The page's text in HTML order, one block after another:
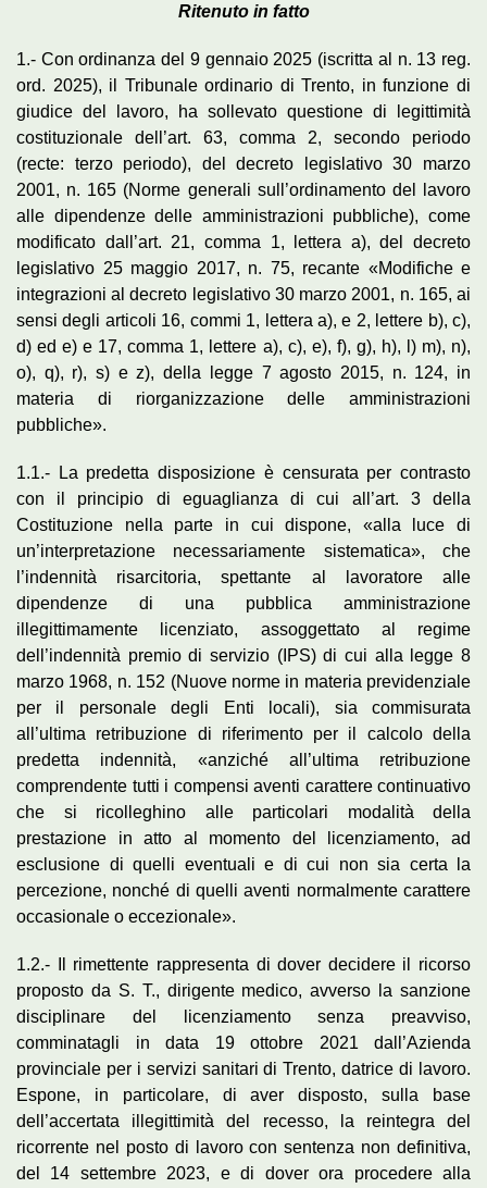
Ritenuto in fatto
1.- Con ordinanza del 9 gennaio 2025 (iscritta al n. 13 reg.
ord. 2025), il Tribunale ordinario di Trento, in funzione di
giudice del lavoro, ha sollevato questione di legittimità
costituzionale dell’art. 63, comma 2, secondo periodo
(recte: terzo periodo), del decreto legislativo 30 marzo
2001, n. 165 (Norme generali sull’ordinamento del lavoro
alle dipendenze delle amministrazioni pubbliche), come
modificato dall’art. 21, comma 1, lettera a), del decreto
legislativo 25 maggio 2017, n. 75, recante «Modifiche e
integrazioni al decreto legislativo 30 marzo 2001, n. 165, ai
sensi degli articoli 16, commi 1, lettera a), e 2, lettere b), c),
d) ed e) e 17, comma 1, lettere a), c), e), f), g), h), l) m), n),
o), q), r), s) e z), della legge 7 agosto 2015, n. 124, in
materia di riorganizzazione delle amministrazioni
pubbliche».
1.1.- La predetta disposizione è censurata per contrasto
con il principio di eguaglianza di cui all’art. 3 della
Costituzione nella parte in cui dispone, «alla luce di
un’interpretazione necessariamente sistematica», che
l’indennità risarcitoria, spettante al lavoratore alle
dipendenze di una pubblica amministrazione
illegittimamente licenziato, assoggettato al regime
dell’indennità premio di servizio (IPS) di cui alla legge 8
marzo 1968, n. 152 (Nuove norme in materia previdenziale
per il personale degli Enti locali), sia commisurata
all’ultima retribuzione di riferimento per il calcolo della
predetta indennità, «anziché all’ultima retribuzione
comprendente tutti i compensi aventi carattere continuativo
che si ricolleghino alle particolari modalità della
prestazione in atto al momento del licenziamento, ad
esclusione di quelli eventuali e di cui non sia certa la
percezione, nonché di quelli aventi normalmente carattere
occasionale o eccezionale».
1.2.- Il rimettente rappresenta di dover decidere il ricorso
proposto da S. T., dirigente medico, avverso la sanzione
disciplinare del licenziamento senza preavviso,
comminatagli in data 19 ottobre 2021 dall’Azienda
provinciale per i servizi sanitari di Trento, datrice di lavoro.
Espone, in particolare, di aver disposto, sulla base
dell’accertata illegittimità del recesso, la reintegra del
ricorrente nel posto di lavoro con sentenza non definitiva,
del 14 settembre 2023, e di dover ora procedere alla